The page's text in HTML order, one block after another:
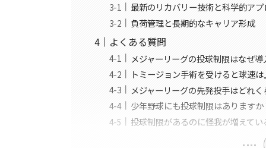
最新のリカバリー技術と科学的ア
負荷管理と長期的なキャリア形成
よくある質問
メジャーリーグの投球制限はなぜ
トミージョン手術を受けると球速
メジャーリーグの先発投手はどれ
少年野球にも投球制限はありますか
投球制限があるのに怪我が増えて